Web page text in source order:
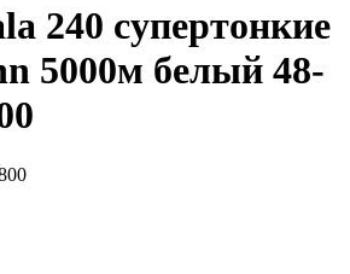
240 супертонкие
5000м белый 48-